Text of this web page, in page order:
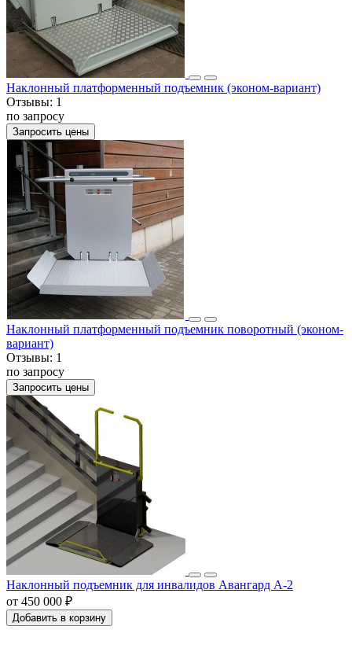
Наклонный платформенный подъемник (эконом-вариант)
Отзывы: 1
по запросу
Запросить цены
Наклонный платформенный подъемник поворотный (эконом-
вариант)
Отзывы: 1
по запросу
Запросить цены
Наклонный подъемник для инвалидов Авангард А-2
от 450 000 ₽
Добавить в корзину